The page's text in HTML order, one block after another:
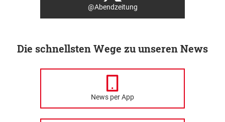
@Abendzeitung
Die schnellsten Wege zu unseren News
News per App